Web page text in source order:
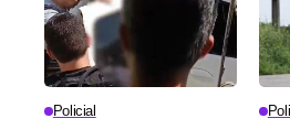
Policial